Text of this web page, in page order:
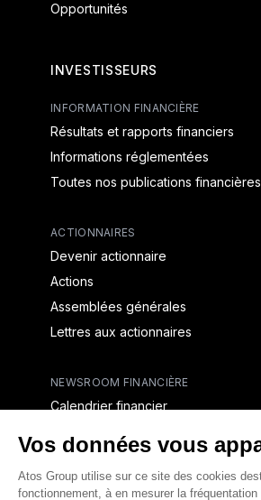
Opportunités
INVESTISSEURS
INFORMATION FINANCIÈRE
Résultats et rapports financiers
Informations réglementées
Toutes nos publications financières
ACTIONNAIRES
Devenir actionnaire
Actions
Assemblées générales
Lettres aux actionnaires
NEWSROOM FINANCIÈRE
Calendrier financier
CAPITAL & DETTE